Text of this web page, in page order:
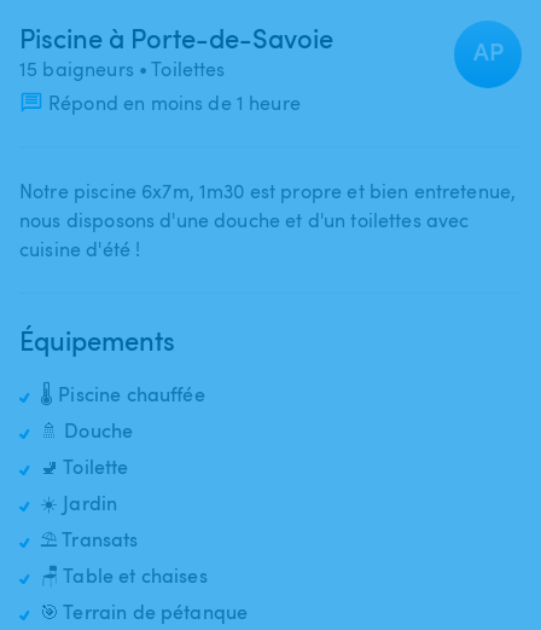
Piscine à Porte-de-Savoie
15 baigneurs • Toilettes
Répond en moins de 1 heure
AP
Notre piscine 6x7m​,​ 1m30 est propre et bien entretenue​,​
nous disposons d'une douche et d'un toilettes avec
cuisine d'été !
Équipements
🌡️ Piscine chauffée
🚿 Douche
🚽 Toilette
☀️ Jardin
⛱️ Transats
🪑 Table et chaises
🎯 Terrain de pétanque